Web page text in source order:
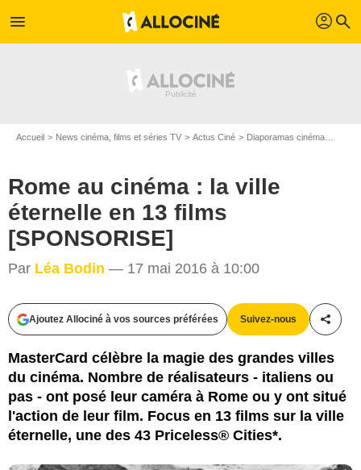
menu profil search
Accueil News cinéma, films et séries TV Actus Ciné Diaporamas cinéma
Rome au cinéma : la ville
éternelle en 13 films
[SPONSORISE]
Par Léa Bodin — 17 mai 2016 à 10:00
Ajoutez Allociné à vos sources préférées Suivez-nous
MasterCard célèbre la magie des grandes villes
du cinéma. Nombre de réalisateurs - italiens ou
pas - ont posé leur caméra à Rome ou y ont situé
l'action de leur film. Focus en 13 films sur la ville
éternelle, une des 43 Priceless® Cities*.
Pathé Distribution